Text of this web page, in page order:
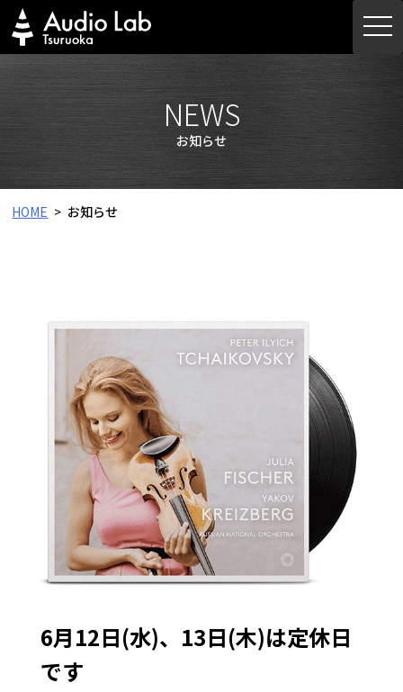
Skip
to
content
NEWS
お知らせ
HOME お知らせ
6月12日(水)、13日(木)は定休日
です